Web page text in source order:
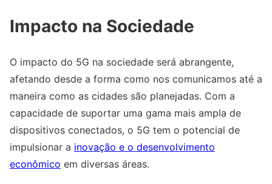
Impacto na Sociedade
O impacto do 5G na sociedade será abrangente,
afetando desde a forma como nos comunicamos até a
maneira como as cidades são planejadas. Com a
capacidade de suportar uma gama mais ampla de
dispositivos conectados, o 5G tem o potencial de
impulsionar a inovação e o desenvolvimento
econômico em diversas áreas.